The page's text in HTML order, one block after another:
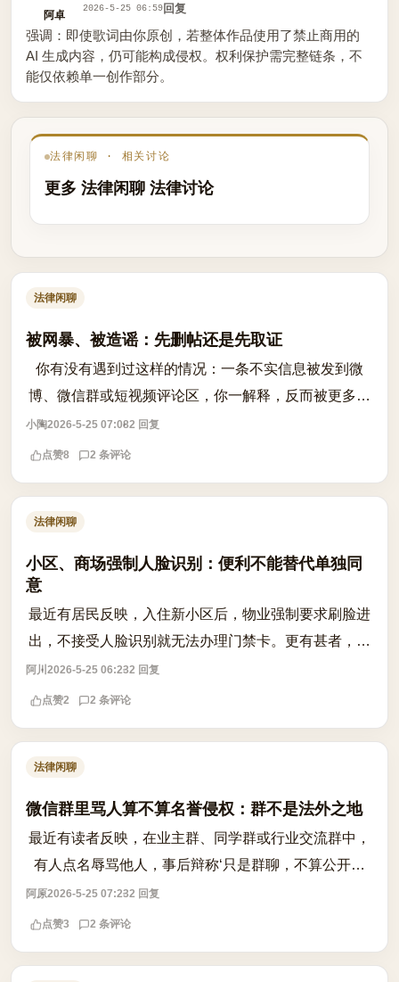
阿卓
2026-5-25 06:59回复
强调：即使歌词由你原创，若整体作品使用了禁止商用的
AI 生成内容，仍可能构成侵权。权利保护需完整链条，不
能仅依赖单一创作部分。
法律闲聊 · 相关讨论
更多 法律闲聊 法律讨论
法律闲聊
被网暴、被造谣：先删帖还是先取证
你有没有遇到过这样的情况：一条不实信息被发到微
博、微信群或短视频评论区，你一解释，反而被更多人
围观、转发，越澄清越像‘心虚’？等想起诉时，发现原
始内容早已被删，只剩几张模糊截图。这...
小陶2026-5-25 07:082 回复
点赞8 2 条评论
法律闲聊
小区、商场强制人脸识别：便利不能替代单独同
意
最近有居民反映，入住新小区后，物业强制要求刷脸进
出，不接受人脸识别就无法办理门禁卡。更有甚者，商
场、写字楼也以‘提升效率’为由，将人脸识别作为唯一
通行方式。这种‘大家都这样’的惯性...
阿川 2026-5-25 06:232 回复
点赞2 2 条评论
法律闲聊
微信群里骂人算不算名誉侵权：群不是法外之地
最近有读者反映，在业主群、同学群或行业交流群中，
有人点名辱骂他人，事后辩称‘只是群聊，不算公开传
播’。这种说法在法律上站得住脚吗？ 根据《民法典》
第1024条，民事主体享有名誉权，任何...
阿原2026-5-25 07:232 回复
点赞3 2 条评论